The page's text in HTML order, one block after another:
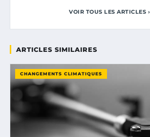
VOIR TOUS LES ARTICLES ›
ARTICLES SIMILAIRES
CHANGEMENTS CLIMATIQUES